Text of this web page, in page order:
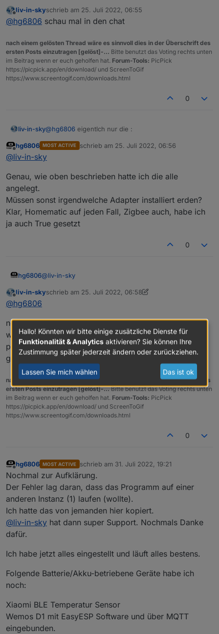
Muss ich die denn auch noch anlegen?
let   braucheMaterialDesignWidget=false;
Im Skript steht, dass es angelegt werden muss, ganz
oben im ersten Post nur die 5 Datenpunkte.
Offline
liv-in-skyschrieb am 25. Juli 2022, 06:55
zuletzt editiert von
@hg6806 schau mal in den chat
nach einem gelösten Thread wäre es sinnvoll dies in der Überschrift des
ersten Posts einzutragen [gelöst]-... Bitte benutzt das Voting rechts unten
im Beitrag wenn er euch geholfen hat. Forum-Tools: PicPick
https://picpick.app/en/download/ und ScreenToGif
https://www.screentogif.com/downloads.html
0
liv-in-sky@hg6806 eigentlch nur die :
let dpVIS="0_userdata.0.CONTROL-
let dpAlarm="0_userdata.0.CONTROL-
let
bestimmen - dann halt im script angleichen
Offline
hg6806 MOST ACTIVE schrieb am 25. Juli 2022, 06:56
zuletzt editiert von
@liv-in-sky
Genau, wie oben beschrieben hatte ich die alle
angelegt.
Müssen sonst irgendwelche Adapter installiert erden?
Klar, Homematic auf jeden Fall, Zigbee auch, habe ich
ja auch True gesetzt
0
hg6806@liv-in-sky
Genau, wie oben beschrieben hatte ich die alle
Klar, Homematic auf jeden Fall, Zigbee auch, habe ich
ja auch True gesetzt
Offline
liv-in-skyschrieb am 25. Juli 2022, 06:58
zuletzt editiert von liv-in-sky
@hg6806
nee, da muss nichts mehr installiert werden - selbst
wenn die adapter nicht angelegt sind, sollte nix
passieren - die werden dann eigentlich nur nicht
gefunden und nicht bearbeitet
nach einem gelösten Thread wäre es sinnvoll dies in der Überschrift des
ersten Posts einzutragen [gelöst]-...Bitte benutzt das Voting rechts unten
im Beitrag wenn er euch geholfen hat. Forum-Tools: PicPick
https://picpick.app/en/download/ und ScreenToGif
https://www.screentogif.com/downloads.html
0
Offline
hg6806 MOST ACTIVE schrieb am 31. Juli 2022, 19:21
zuletzt editiert von
Nochmal zur Aufklärung.
Der Fehler lag daran, dass das Programm auf einer
anderen Instanz (1) laufen (wollte).
Ich hatte das von jemanden hier kopiert.
@liv-in-sky hat dann super Support. Nochmals Danke
dafür.
Ich habe jetzt alles eingestellt und läuft alles bestens.
Folgende Batterie/Akku-betriebene Geräte habe ich
noch:
Xiaomi BLE Temperatur Sensor
Wemos D1 mit EasyESP Software und über MQTT
eingebunden.
Hallo! Könnten wir bitte einige zusätzliche Dienste für
Funktionalität & Analytics aktivieren? Sie können Ihre
Zustimmung später jederzeit ändern oder zurückziehen.
Lassen Sie mich wählen Das ist ok